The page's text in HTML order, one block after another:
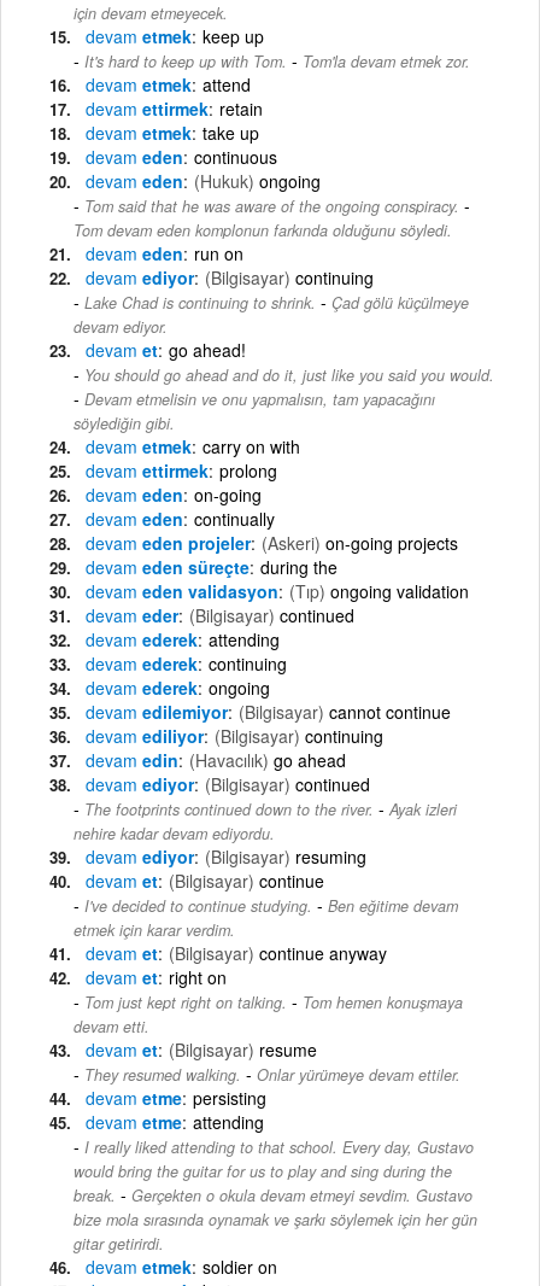
için devam etmeyecek.
devam etmek keep up
It's hard to keep up with Tom. - Tom'la devam etmek zor.
devam etmek attend
devam ettirmek retain
devam etmek take up
devam eden continuous
devam eden (Hukuk) ongoing
Tom said that he was aware of the ongoing conspiracy. -
Tom devam eden komplonun farkında olduğunu söyledi.
devam eden run on
devam ediyor (Bilgisayar) continuing
Lake Chad is continuing to shrink. - Çad gölü küçülmeye
devam ediyor.
devam et go ahead!
You should go ahead and do it, just like you said you would.
- Devam etmelisin ve onu yapmalısın, tam yapacağını
söylediğin gibi.
devam etmek carry on with
devam ettirmek prolong
devam eden on-going
devam eden continually
devam eden projeler (Askeri) on-going projects
devam eden süreçte during the
devam eden validasyon (Tıp) ongoing validation
devam eder (Bilgisayar) continued
devam ederek attending
devam ederek continuing
devam ederek ongoing
devam edilemiyor (Bilgisayar) cannot continue
devam ediliyor (Bilgisayar) continuing
devam edin (Havacılık) go ahead
devam ediyor (Bilgisayar) continued
The footprints continued down to the river. - Ayak izleri
nehire kadar devam ediyordu.
devam ediyor (Bilgisayar) resuming
devam et (Bilgisayar) continue
I've decided to continue studying. - Ben eğitime devam
etmek için karar verdim.
devam et (Bilgisayar) continue anyway
devam et right on
Tom just kept right on talking. - Tom hemen konuşmaya
devam etti.
devam et (Bilgisayar) resume
They resumed walking. - Onlar yürümeye devam ettiler.
devam etme persisting
devam etme attending
I really liked attending to that school. Every day, Gustavo
would bring the guitar for us to play and sing during the
break. - Gerçekten o okula devam etmeyi sevdim. Gustavo
bize mola sırasında oynamak ve şarkı söylemek için her gün
gitar getirirdi.
devam etmek soldier on